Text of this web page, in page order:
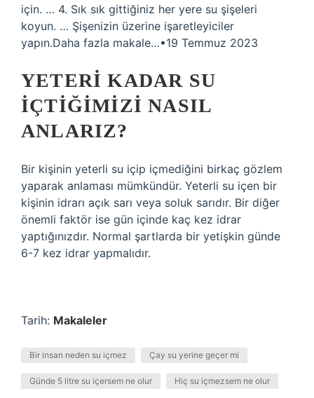
için. … 4. Sık sık gittiğiniz her yere su şişeleri
koyun. … Şişenizin üzerine işaretleyiciler
yapın.Daha fazla makale…•19 Temmuz 2023
YETERI KADAR SU
IÇTIĞIMIZI NASIL
ANLARIZ?
Bir kişinin yeterli su içip içmediğini birkaç gözlem
yaparak anlaması mümkündür. Yeterli su içen bir
kişinin idrarı açık sarı veya soluk sarıdır. Bir diğer
önemli faktör ise gün içinde kaç kez idrar
yaptığınızdır. Normal şartlarda bir yetişkin günde
6-7 kez idrar yapmalıdır.
Tarih: Makaleler
Bir insan neden su içmez Çay su yerine geçer mi
Günde 5 litre su içersem ne olur Hiç su içmezsem ne olur